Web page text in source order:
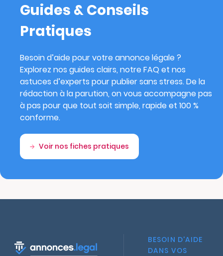
Guides & Conseils
Pratiques
Besoin d’aide pour votre annonce légale ?
Explorez nos guides clairs, notre FAQ et nos
astuces d’experts pour publier sans stress. De la
rédaction à la parution, on vous accompagne pas
à pas pour que tout soit simple, rapide et 100 %
conforme.
Voir nos fiches pratiques
BESOIN D'AIDE
DANS VOS